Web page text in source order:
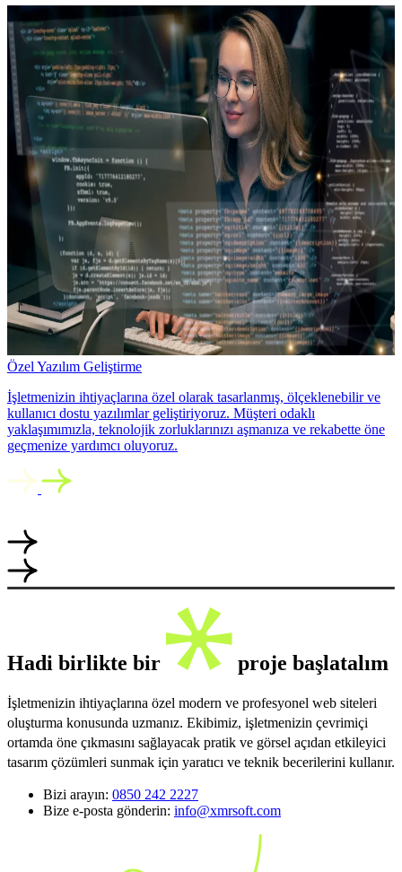
Özel Yazılım Geliştirme
İşletmenizin ihtiyaçlarına özel olarak tasarlanmış, ölçeklenebilir ve
kullanıcı dostu yazılımlar geliştiriyoruz. Müşteri odaklı
yaklaşımımızla, teknolojik zorluklarınızı aşmanıza ve rekabette öne
geçmenize yardımcı oluyoruz.
Hadi birlikte bir proje başlatalım
İşletmenizin ihtiyaçlarına özel modern ve profesyonel web siteleri
oluşturma konusunda uzmanız. Ekibimiz, işletmenizin çevrimiçi
ortamda öne çıkmasını sağlayacak pratik ve görsel açıdan etkileyici
tasarım çözümleri sunmak için yaratıcı ve teknik becerilerini kullanır.
Bizi arayın: 0850 242 2227
Bize e-posta gönderin: info@xmrsoft.com